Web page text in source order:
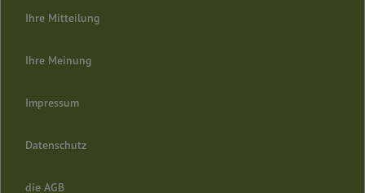
Ihre Mitteilung
Ihre Meinung
Impressum
Datenschutz
die AGB